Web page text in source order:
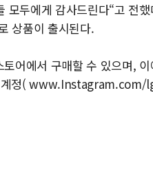
두에게 감사드린다“고 전
상품이 출시된다.
어에서 구매할 수 있으며,
정(